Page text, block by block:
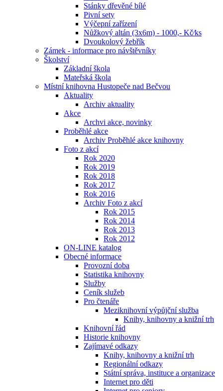
Stánky dřevěné bílé
Pivní sety
Výčepní zařízení
Nůžkový altán (3x6m) - 1000,- Kč⁄ks
Dvoukolový žebřík
Zámek - informace pro návštěvníky
Školství
Základní škola
Mateřská škola
Místní knihovna Hustopeče nad Bečvou
Aktuality
Archiv aktuality
Akce
Archvi akce, novinky
Proběhlé akce
Archiv Proběhlé akce knihovny
Foto z akcí
Rok 2020
Rok 2019
Rok 2018
Rok 2017
Rok 2016
Archiv Foto z akcí
Rok 2015
Rok 2014
Rok 2013
Rok 2012
ON-LINE katalog
Obecné informace
Provozní doba
Statistika knihovny
Služby
Ceník služeb
Pro čtenáře
Meziknihovní výpůjční služba
Knihy, knihovny a knižní trh
Knihovní řád
Historie knihovny
Zajímavé odkazy
Knihy, knihovny a knižní trh
Regionální odkazy
Státní správa, instituce a organizace
Internet pro děti